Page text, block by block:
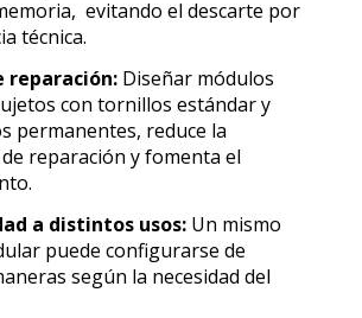
evitando el descarte por
técnica.
reparación:Diseñar módulos
con tornillos estándar y
permanentes, reduce la
reparación y fomenta el
a distintos usos:Un mismo
puede configurarse de
según la necesidad del